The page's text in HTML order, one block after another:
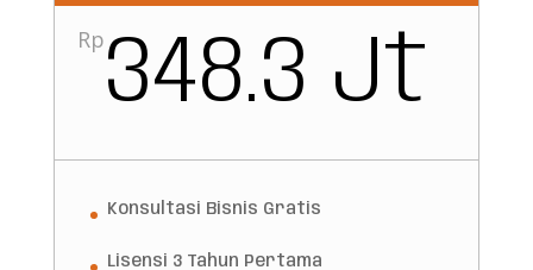
Rp348.3 Jt
Konsultasi Bisnis Gratis
Lisensi 3 Tahun Pertama